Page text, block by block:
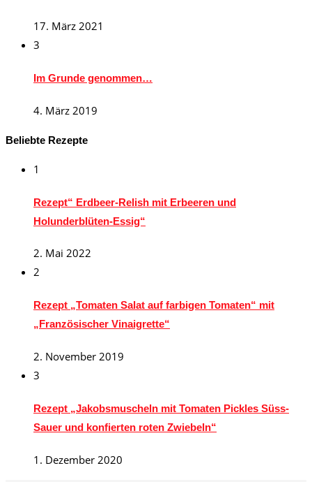
17. März 2021
3
Im Grunde genommen…
4. März 2019
Beliebte Rezepte
1
Rezept“ Erdbeer-Relish mit Erbeeren und
Holunderblüten-Essig“
2. Mai 2022
2
Rezept „Tomaten Salat auf farbigen Tomaten“ mit
„Französischer Vinaigrette“
2. November 2019
3
Rezept „Jakobsmuscheln mit Tomaten Pickles Süss-
Sauer und konfierten roten Zwiebeln“
1. Dezember 2020